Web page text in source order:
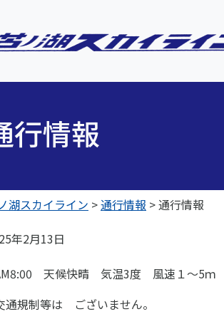
行情報
湖スカイライン >通行情報 >通行情報
年2月13日
天候快晴 気温3度 風速１～5ｍ
通規制等は ございません。